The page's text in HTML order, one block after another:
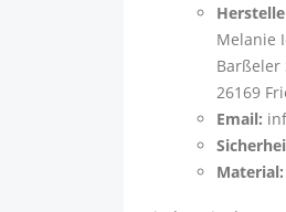
Melanie
Barßeler
26169
Email:
Material: